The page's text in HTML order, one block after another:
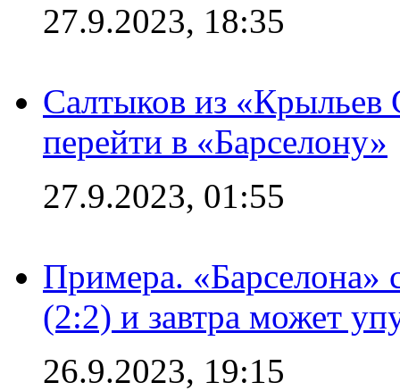
27.9.2023, 18:35
Салтыков из «Крыльев
перейти в «Барселону»
27.9.2023, 01:55
Примера. «Барселона»
(2:2) и завтра может
26.9.2023, 19:15